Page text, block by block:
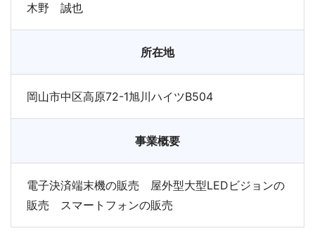
木野 誠也
所在地
岡山市中区高原72-1旭川ハイツB504
事業概要
電子決済端末機の販売 屋外型大型LEDビジョンの
販売 スマートフォンの販売